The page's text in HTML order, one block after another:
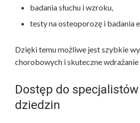
badania słuchu i wzroku,
testy na osteoporozę i badania
Dzięki temu możliwe jest szybkie
chorobowych i skuteczne wdrażanie
Dostęp do
dziedzin